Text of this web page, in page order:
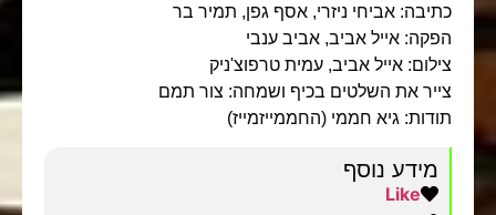
כתיבה: אביחי ניזרי, אסף גפן, תמיר בר
הפקה: אייל אביב, אביב ענבי
צילום: אייל אביב, עמית טרפוצ'ניק
צייר את השלטים בכיף ושמחה: צור תמם
תודות: גיא חממי (החממייזמייז)
מידע נוסף
Like